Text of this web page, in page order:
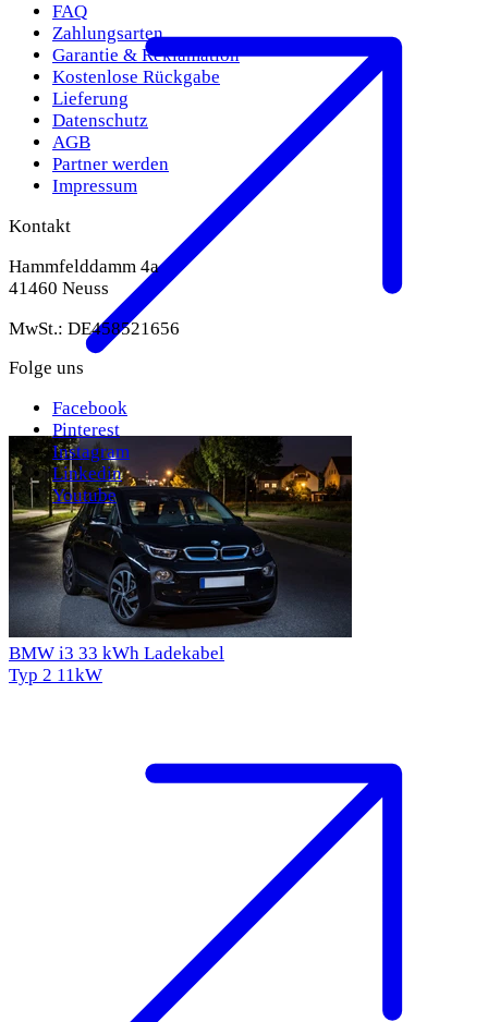
BMW i3 33 kWh Ladekabel
Typ 2 11kW
FAQ
Zahlungsarten
Garantie & Reklamation
Kostenlose Rückgabe
Lieferung
Datenschutz
AGB
Partner werden
Impressum
Kontakt
Hammfelddamm 4a
41460 Neuss
MwSt.: DE458521656
Folge uns
Facebook
Pinterest
Instagram
Linkedin
Youtube